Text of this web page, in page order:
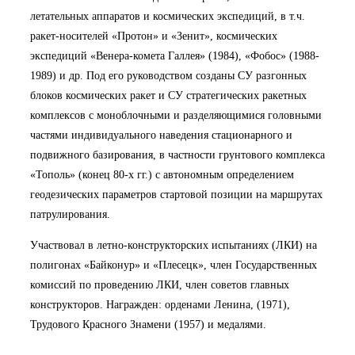
летательных аппаратов и космических экспедиций, в т.ч.
ракет-носителей «Протон» и «Зенит», космических
экспедиций «Венера-комета Галлея» (1984), «Фобос» (1988-
1989) и др. Под его руководством созданы СУ разгонных
блоков космических ракет и СУ стратегических ракетных
комплексов с моноблочными и разделяющимися головными
частями индивидуального наведения стационарного и
подвижного базирования, в частности грунтового комплекса
«Тополь» (конец 80-х гг.) с автономным определением
геодезических параметров стартовой позиции на маршрутах
патрулирования.
Участвовал в летно-конструкторских испытаниях (ЛКИ) на
полигонах «Байконур» и «Плесецк», член Государственных
комиссий по проведению ЛКИ, член советов главных
конструкторов. Награжден: орденами Ленина, (1971),
Трудового Красного Знамени (1957) и медалями.